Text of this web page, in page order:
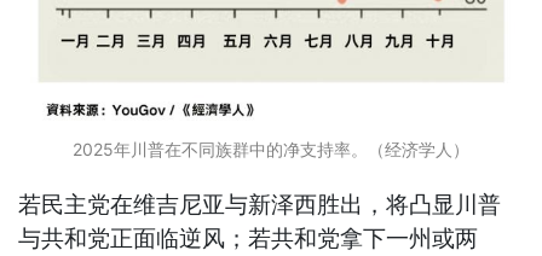
2025年川普在不同族群中的净支持率。（经济学人）
若民主党在维吉尼亚与新泽西胜出，将凸显川普
与共和党正面临逆风；若共和党拿下一州或两